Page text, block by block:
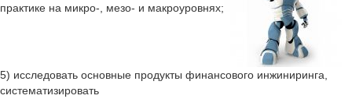
практике на микро-, мезо- и макроуровнях;
5) исследовать основные продукты финансового инжиниринга,
систематизировать